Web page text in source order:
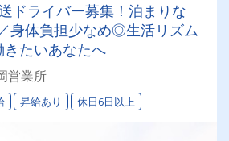
ドライバー募集！泊まりな
身体負担少なめ◎生活リズム
きたいあなたへ
営業所
昇給あり 休日6日以上